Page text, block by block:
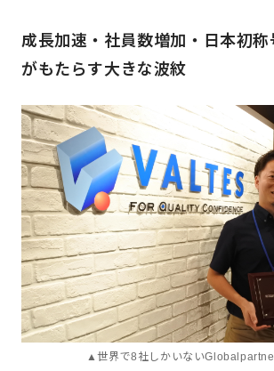
成長加速・社員数増加・日本初
がもたらす大きな波紋
▲世界で8社しかいない